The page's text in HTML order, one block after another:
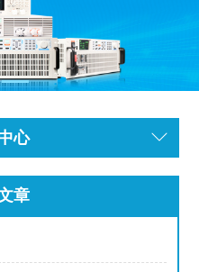
心
章